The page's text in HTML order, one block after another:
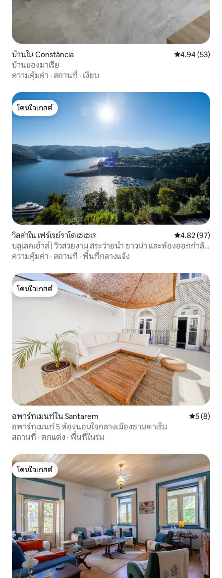
บ้านใน Constância คะแนนเฉลี่ย
4.94 (53)
บ้านของมาเรีย
ความคุ้มค่า · สถานที่ · เงียบ
โดนใจเกสต์
โดนใจเกสต์
วิลล่าใน เฟร์เรย์ราโดเซเซเร คะแนนเฉลี่ย
4.82 (97)
บลูเลคเฮ้าส์ | วิวสวยงาม สระว่ายน้ำ ซาวน่า และห้องออกกำลัง
กาย
ความคุ้มค่า · สถานที่ · พื้นที่กลางแจ้ง
โดนใจเกสต์
โดนใจเกสต์
อพาร์ทเมนท์ใน Santarem คะแนนเฉ
5 (8)
อพาร์ทเมนท์ 5 ห้องนอนใจกลางเมืองซานตาเร็ม
สถานที่ · ตกแต่ง · พื้นที่ในร่ม
โดนใจเกสต์
โดนใจเกสต์